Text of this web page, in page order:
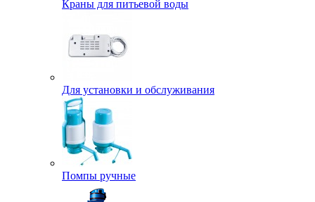
Краны для питьевой воды
Для установки и обслуживания
Помпы ручные